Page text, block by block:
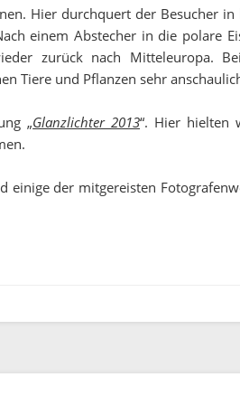
Hier durchquert der Besucher
einem Abstecher in die polare
zurück nach Mitteleuropa.
Tiere und Pflanzen sehr
„Glanzlichter 2013“. Hier hielten
der mitgereisten